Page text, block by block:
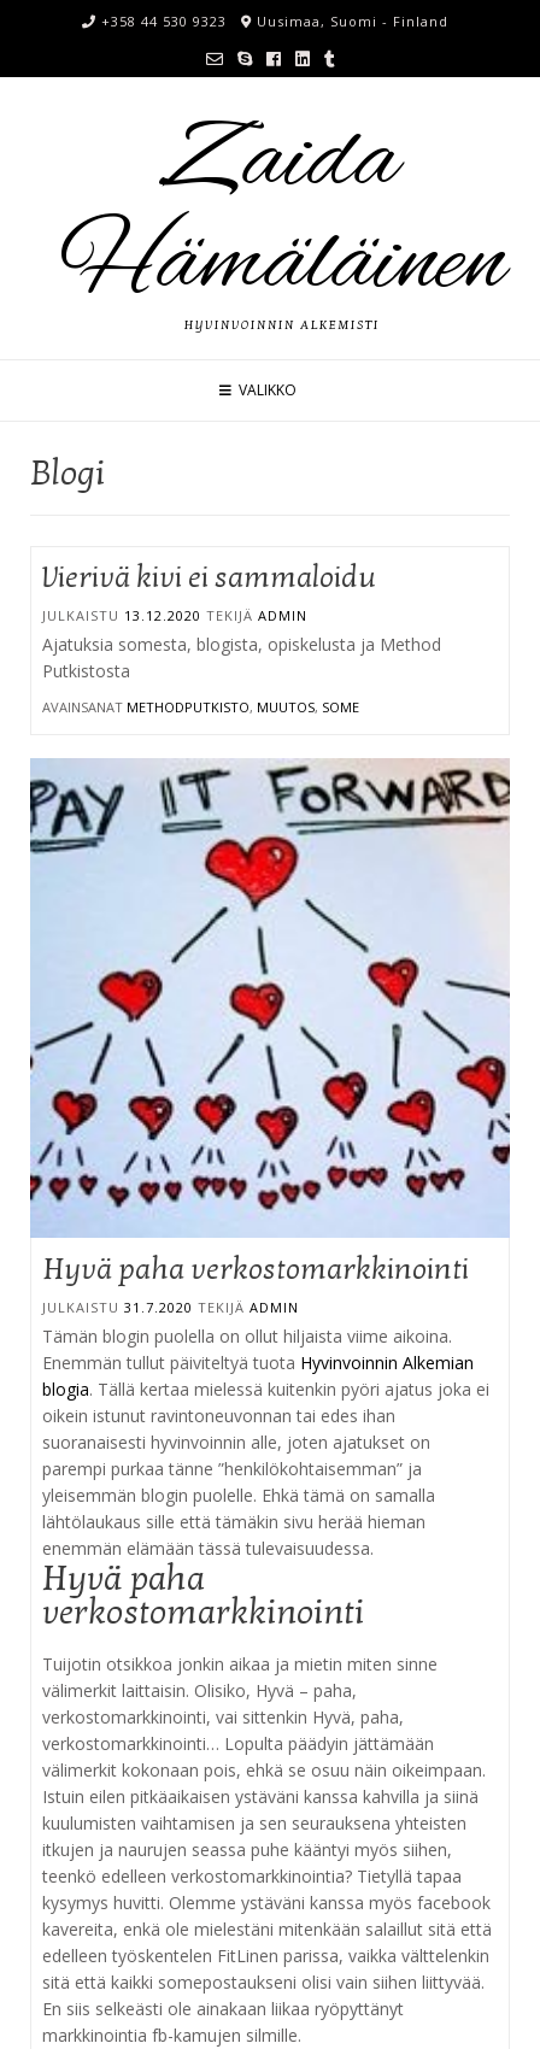
+358 44 530 9323 Uusimaa, Suomi - Finland
Zaida
Hämäläinen
HYVINVOINNIN ALKEMISTI
VALIKKO
Blogi
Vierivä kivi ei sammaloidu
JULKAISTU 13.12.2020 TEKIJÄ ADMIN
Ajatuksia somesta, blogista, opiskelusta ja Method
Putkistosta
AVAINSANAT METHODPUTKISTO, MUUTOS, SOME
Hyvä paha verkostomarkkinointi
JULKAISTU 31.7.2020 TEKIJÄ ADMIN
Tämän blogin puolella on ollut hiljaista viime aikoina.
Enemmän tullut päiviteltyä tuota Hyvinvoinnin Alkemian
blogia. Tällä kertaa mielessä kuitenkin pyöri ajatus joka ei
oikein istunut ravintoneuvonnan tai edes ihan
suoranaisesti hyvinvoinnin alle, joten ajatukset on
parempi purkaa tänne ”henkilökohtaisemman” ja
yleisemmän blogin puolelle. Ehkä tämä on samalla
lähtölaukaus sille että tämäkin sivu herää hieman
enemmän elämään tässä tulevaisuudessa.
Hyvä paha
verkostomarkkinointi
Tuijotin otsikkoa jonkin aikaa ja mietin miten sinne
välimerkit laittaisin. Olisiko, Hyvä – paha,
verkostomarkkinointi, vai sittenkin Hyvä, paha,
verkostomarkkinointi… Lopulta päädyin jättämään
välimerkit kokonaan pois, ehkä se osuu näin oikeimpaan.
Istuin eilen pitkäaikaisen ystäväni kanssa kahvilla ja siinä
kuulumisten vaihtamisen ja sen seurauksena yhteisten
itkujen ja naurujen seassa puhe kääntyi myös siihen,
teenkö edelleen verkostomarkkinointia? Tietyllä tapaa
kysymys huvitti. Olemme ystäväni kanssa myös facebook
kavereita, enkä ole mielestäni mitenkään salaillut sitä että
edelleen työskentelen FitLinen parissa, vaikka välttelenkin
sitä että kaikki somepostaukseni olisi vain siihen liittyvää.
En siis selkeästi ole ainakaan liikaa ryöpyttänyt
markkinointia fb-kamujen silmille.